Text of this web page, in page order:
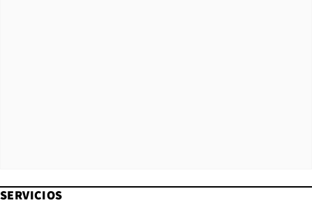
SERVICIOS